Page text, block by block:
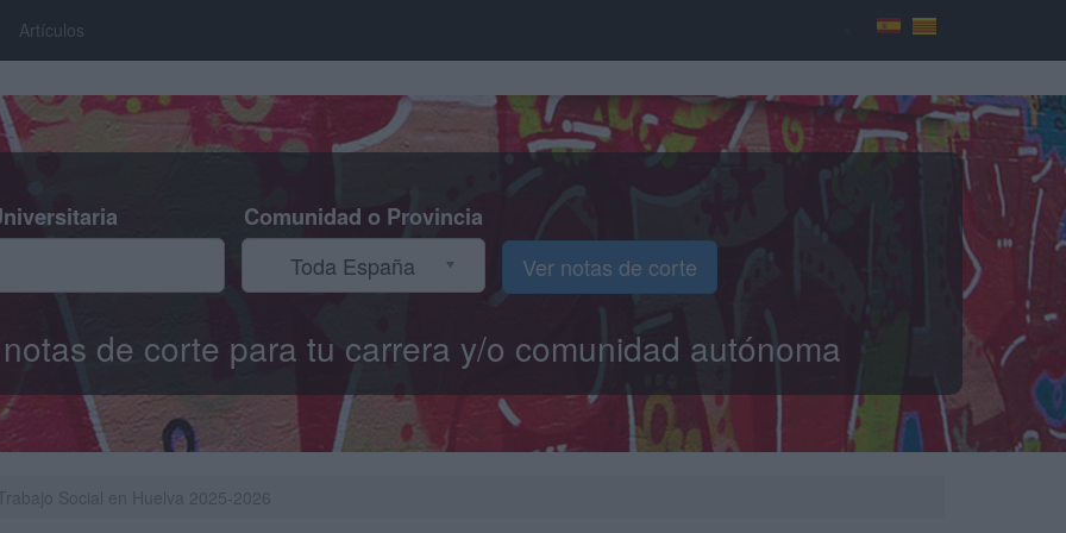
Artículos
Comunidad o Provincia
Toda España
Ver notas de corte
de corte para tu carrera y/o comunidad autónoma